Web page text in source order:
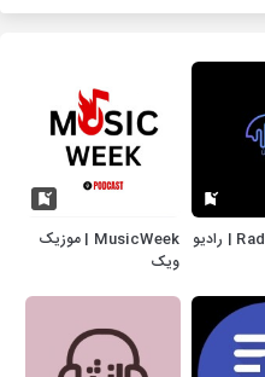
Radio Zaraban | رادیو
MusicWeek | موزیک
ویک